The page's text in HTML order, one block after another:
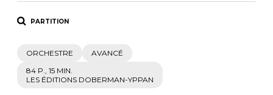
PARTITION
ORCHESTRE
AVANCÉ
84 P., 15 MIN.
LES ÉDITIONS DOBERMAN-YPPAN